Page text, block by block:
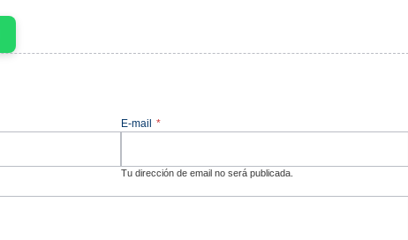
E-mail *
Tu dirección de email no será publicada.